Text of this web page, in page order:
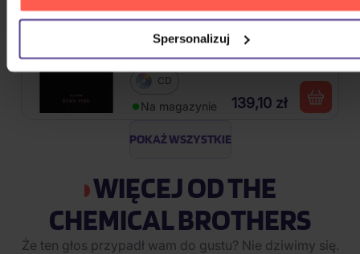
Spersonalizuj
Blackpink: Born Pink (BOX, Pink
Version)
CD
Na magazynie 139,10 zł
POKAŻ WSZYSTKIE
WIĘCEJ OD THE
CHEMICAL BROTHERS
Że ten głos przypadł wam do gustu? Nie dziwimy się.